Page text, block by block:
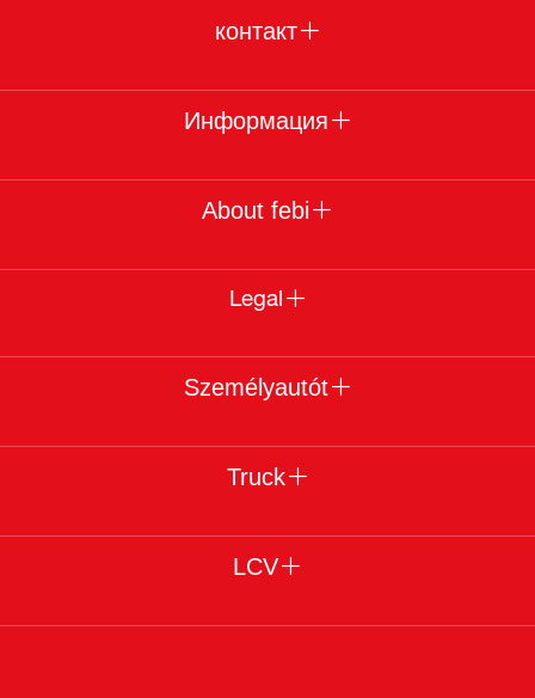
контакт
Информация
About febi
Legal
Személyautót
Truck
LCV